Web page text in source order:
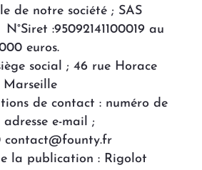
de notre société ; SAS
:95092141100019 au
euros.
social ; 46 rue Horace
Marseille
de contact : numéro de
e-mail ;
contact@founty.fr
la publication : Rigolot